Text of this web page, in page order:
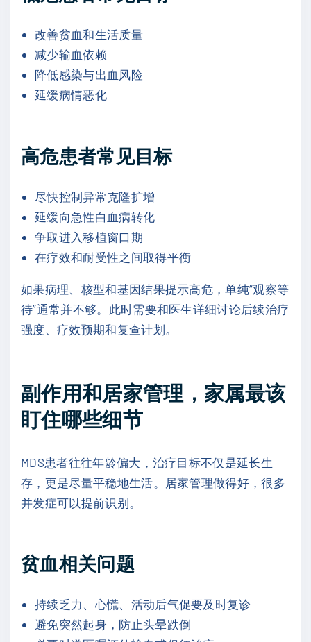
改善贫血和生活质量
减少输血依赖
降低感染与出血风险
延缓病情恶化
高危患者常见目标
尽快控制异常克隆扩增
延缓向急性白血病转化
争取进入移植窗口期
在疗效和耐受性之间取得平衡
如果病理、核型和基因结果提示高危，单纯“观察等
待”通常并不够。此时需要和医生详细讨论后续治疗
强度、疗效预期和复查计划。
副作用和居家管理，家属最该
盯住哪些细节
MDS患者往往年龄偏大，治疗目标不仅是延长生
存，更是尽量平稳地生活。居家管理做得好，很多
并发症可以提前识别。
贫血相关问题
持续乏力、心慌、活动后气促要及时复诊
避免突然起身，防止头晕跌倒